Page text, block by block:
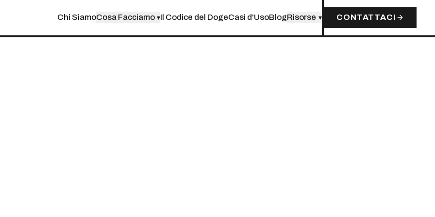
Chi SiamoCosa Facciamo ▾Il Codice del DogeCasi d'UsoBlogRisorse ▾ CONTATTACI